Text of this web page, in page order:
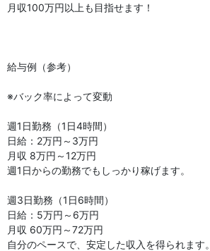
月収100万円以上も目指せます！
給与例（参考）
※バック率によって変動
週1日勤務（1日4時間）
日給：2万円～3万円
月収 8万円～12万円
週1日からの勤務でもしっかり稼げます。
週3日勤務（1日6時間）
日給：5万円～6万円
月収 60万円～72万円
自分のペースで、安定した収入を得られます。